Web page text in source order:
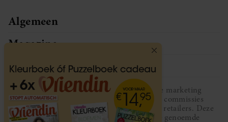
Algemeen
Magazine
Service
Vriendin participeert in diverse affiliate marketing
programma’s, dat houdt in dat Vriendin commissies
ontvangt voor aankopen middels links van retailers. Deze
website wordt niet gesponsord door de genoemde